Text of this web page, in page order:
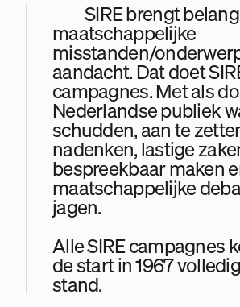
SIRE brengt
maatschappelijke
misstanden/
aandacht. Dat doet
campagnes. Met als
Nederlandse publiek
schudden, aan te
nadenken, lastige
bespreekbaar maken
maatschappelijke
jagen.
Alle SIRE campagnes
de start in 1967
stand.